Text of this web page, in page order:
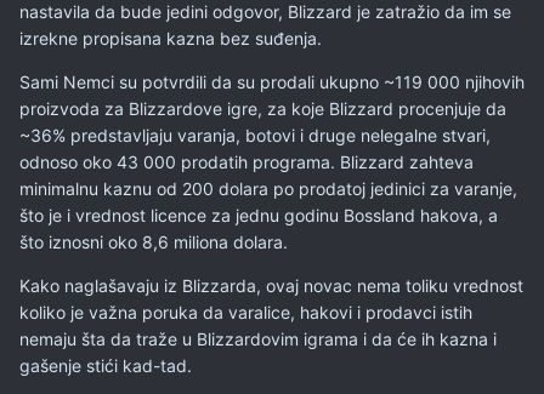
nastavila da bude jedini odgovor, Blizzard je zatražio da im se
izrekne propisana kazna bez suđenja.
Sami Nemci su potvrdili da su prodali ukupno ~119 000 njihovih
proizvoda za Blizzardove igre, za koje Blizzard procenjuje da
~36% predstavljaju varanja, botovi i druge nelegalne stvari,
odnoso oko 43 000 prodatih programa. Blizzard zahteva
minimalnu kaznu od 200 dolara po prodatoj jedinici za varanje,
što je i vrednost licence za jednu godinu Bossland hakova, a
što iznosni oko 8,6 miliona dolara.
Kako naglašavaju iz Blizzarda, ovaj novac nema toliku vrednost
koliko je važna poruka da varalice, hakovi i prodavci istih
nemaju šta da traže u Blizzardovim igrama i da će ih kazna i
gašenje stići kad-tad.